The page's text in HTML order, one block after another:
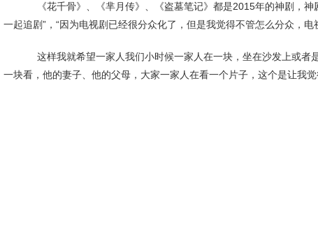
《花千骨》、《芈月传》、《盗墓笔记》都是2015年的神剧，神剧
一起追剧”，“因为电视剧已经很分众化了，但是我觉得不管怎么分众，电
这样我就希望一家人我们小时候一家人在一块，坐在沙发上或者是
一块看，他的妻子、他的父母，大家一家人在看一个片子，这个是让我